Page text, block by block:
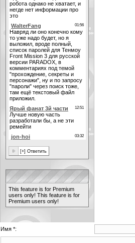
This feature is for Premium
users only! This feature is for
Premium users only!
Имя *: